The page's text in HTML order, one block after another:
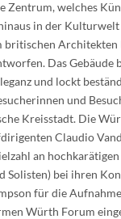
Zentrum, welches
in der
britischen Architekten
Das Gebäude
und lockt
und
Kreisstadt. Die
Claudio
an hochkarätigen
Solisten) bei ihren
für die
Würth Forum